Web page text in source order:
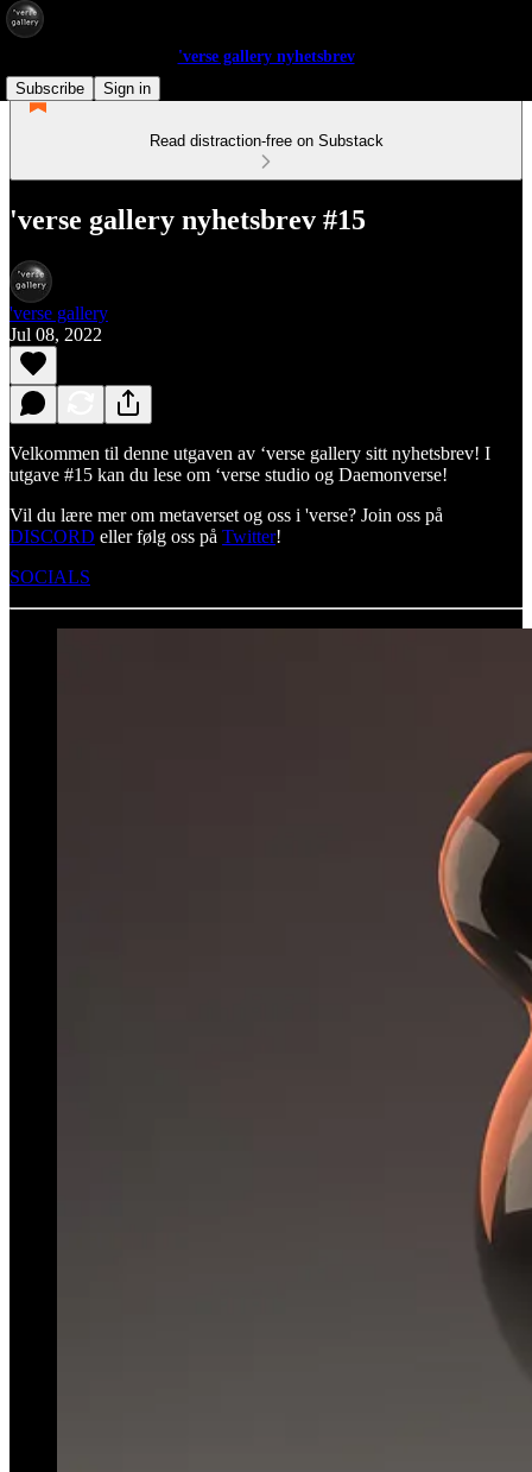
'verse gallery nyhetsbrev
Subscribe
Sign in
Read distraction-free on Substack
'verse gallery nyhetsbrev #15
'verse gallery
Jul 08, 2022
Velkommen til denne utgaven av ‘verse gallery sitt nyhetsbrev! I
utgave #15 kan du lese om ‘verse studio og Daemonverse!
Vil du lære mer om metaverset og oss i 'verse? Join oss på
DISCORD eller følg oss på Twitter!
SOCIALS